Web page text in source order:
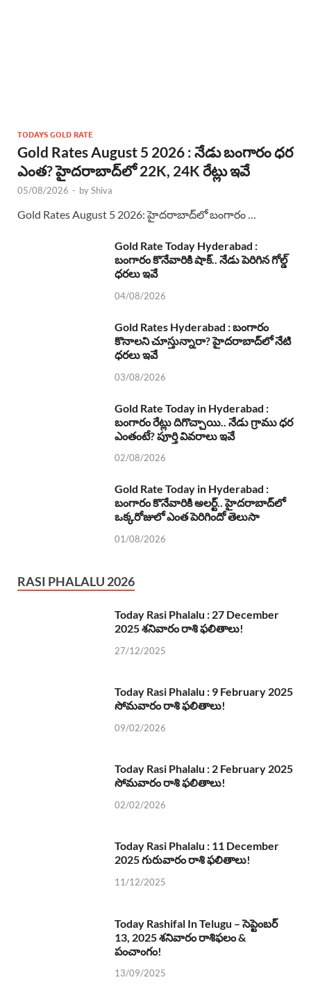
TODAYS GOLD RATE
Gold Rates August 5 2026 : నేడు బంగారం ధర
ఎంత? హైదరాబాద్‌లో 22K, 24K రేట్లు ఇవే
05/08/2026 - byShiva
Gold Rates August 5 2026: హైదరాబాద్‌లో బంగారం …
Gold Rate Today Hyderabad :
బంగారం కొనేవారికి షాక్.. నేడు పెరిగిన గోల్డ్
ధరలు ఇవే
04/08/2026
Gold Rates Hyderabad : బంగారం
కొనాలని చూస్తున్నారా? హైదరాబాద్‌లో నేటి
ధరలు ఇవే
03/08/2026
Gold Rate Today in Hyderabad :
బంగారం రేట్లు దిగొచ్చాయి.. నేడు గ్రాము ధర
ఎంతంటే? పూర్తి వివరాలు ఇవే
02/08/2026
Gold Rate Today in Hyderabad :
బంగారం కొనేవారికి అలర్ట్.. హైదరాబాద్‌లో
ఒక్కరోజులో ఎంత పెరిగిందో తెలుసా
01/08/2026
RASI PHALALU 2026
Today Rasi Phalalu : 27 December
2025 శనివారం రాశి ఫలితాలు!
27/12/2025
Today Rasi Phalalu : 9 February 2025
సోమవారం రాశి ఫలితాలు!
09/02/2026
Today Rasi Phalalu : 2 February 2025
సోమవారం రాశి ఫలితాలు!
02/02/2026
Today Rasi Phalalu : 11 December
2025 గురువారం రాశి ఫలితాలు!
11/12/2025
Today Rashifal In Telugu – సెప్టెంబర్
13, 2025 శనివారం రాశిఫలం &
పంచాంగం!
13/09/2025